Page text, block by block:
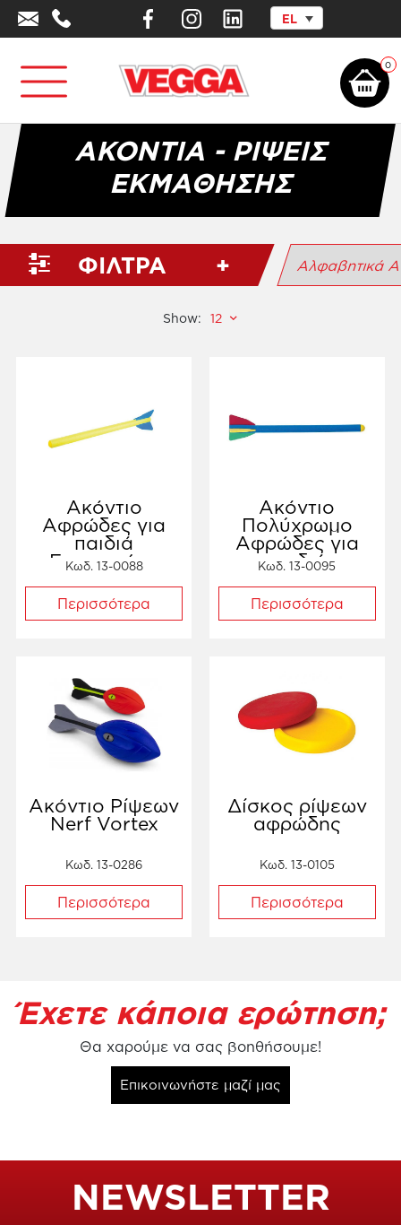
EL
0
Αρχική σελίδα Αθλητικά Είδη - Εξοπλισμός/Φυσική Αγωγή –
ΑΚΌΝΤΙΑ - ΡΊΨΕΙΣ
ΕΚΜΆΘΗΣΗΣ
ΦΙΛΤΡΑ
Show:
Ακόντιο
Αφρώδες για
παιδιά
Ενισχυμένο
Κωδ. 13-0088
Περισσότερα
Ακόντιο
Πολύχρωμο
Αφρώδες για
παιδιά
Κωδ. 13-0095
Περισσότερα
Ακόντιο Ρίψεων
Nerf Vortex
Κωδ. 13-0286
Περισσότερα
Δίσκος ρίψεων
αφρώδης
Κωδ. 13-0105
Περισσότερα
Έχετε κάποια ερώτηση;
Θα χαρούμε να σας βοηθήσουμε!
Επικοινωνήστε μαζί μας
NEWSLETTER